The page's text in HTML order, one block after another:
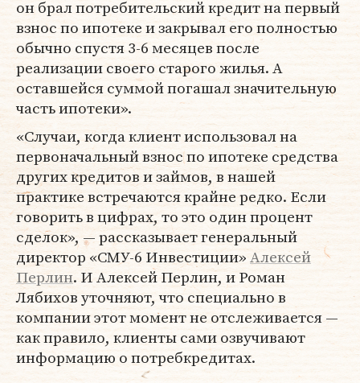
он брал потребительский кредит на первый
взнос по ипотеке и закрывал его полностью
обычно спустя 3-6 месяцев после
реализации своего старого жилья. А
оставшейся суммой погашал значительную
часть ипотеки».
«Случаи, когда клиент использовал на
первоначальный взнос по ипотеке средства
других кредитов и займов, в нашей
практике встречаются крайне редко. Если
говорить в цифрах, то это один процент
сделок», — рассказывает генеральный
директор «СМУ-6 Инвестиции»Алексей
Перлин. И Алексей Перлин, и Роман
Лябихов уточняют, что специально в
компании этот момент не отслеживается —
как правило, клиенты сами озвучивают
информацию о потребкредитах.